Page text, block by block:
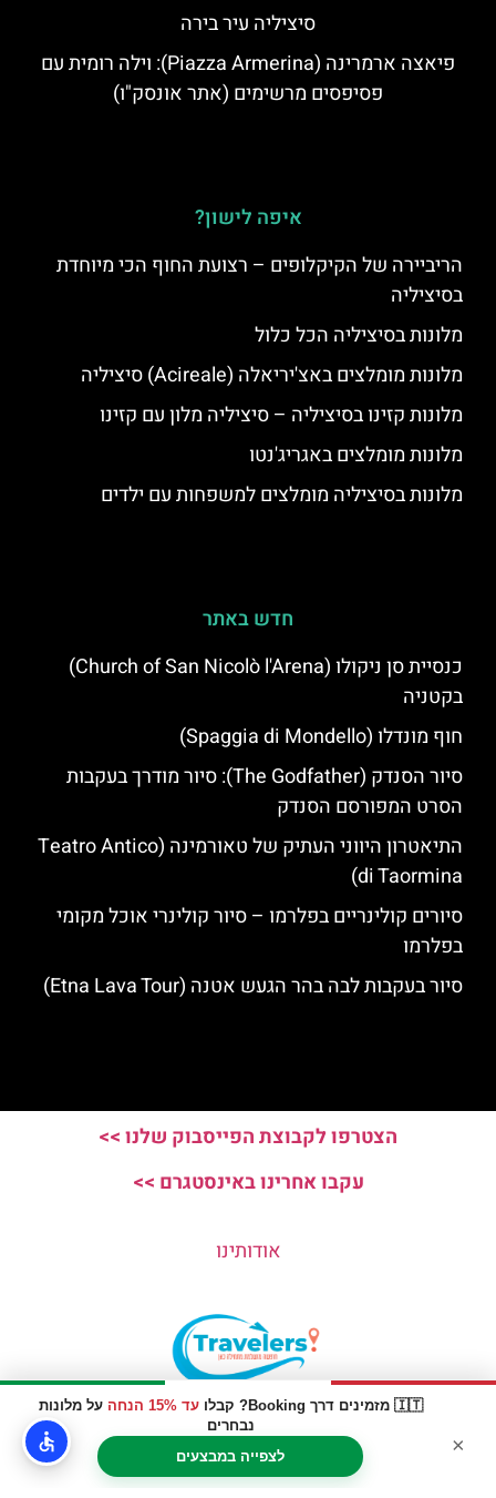
🇮🇹 מזמינים דרך Booking? קבלו עד 15% הנחה
על מלונות
נבחרים
לצפייה במבצעים
×
סיציליה עיר בירה
פיאצה ארמרינה (Piazza Armerina): וילה רומית עם
פסיפסים מרשימים (אתר אונסק"ו)
איפה לישון?
הריביירה של הקיקלופים – רצועת החוף הכי מיוחדת
בסיציליה
מלונות בסיציליה הכל כלול
מלונות מומלצים באצ'יריאלה (Acireale) סיציליה
מלונות קזינו בסיציליה – סיציליה מלון עם קזינו
מלונות מומלצים באגריג'נטו
מלונות בסיציליה מומלצים למשפחות עם ילדים
חדש באתר
כנסיית סן ניקולו (Church of San Nicolò l'Arena)
בקטניה
חוף מונדלו (Spaggia di Mondello)
סיור הסנדק (The Godfather): סיור מודרך בעקבות
הסרט המפורסם הסנדק
התיאטרון היווני העתיק של טאורמינה (Teatro Antico
di Taormina)
סיורים קולינריים בפלרמו – סיור קולינרי אוכל מקומי
בפלרמו
סיור בעקבות לבה בהר הגעש אטנה (Etna Lava Tour)
הצטרפו לקבוצת הפייסבוק שלנו >>
עקבו אחרינו באינסטגרם >>
אודותינו
האתר הינו אתר המלצות מטיילים © כל הזכויות שמורות לסוכנות
TRAVELERS.CO.IL